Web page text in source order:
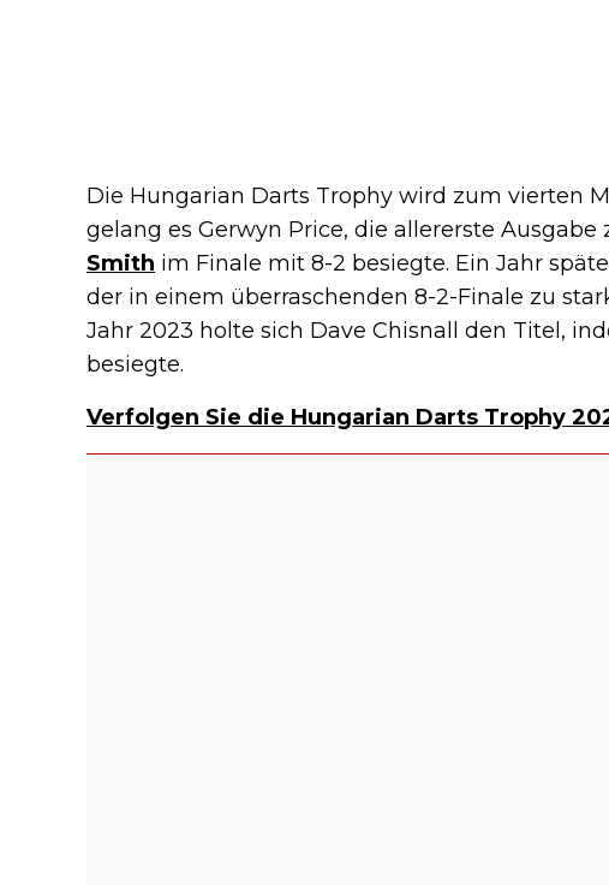
Die Hungarian Darts Trophy wird zum vierten
gelang es Gerwyn Price, die allererste
Smith im Finale mit 8-2 besiegte. Ein Jahr
der in einem überraschenden 8-2-Finale zu
Jahr 2023 holte sich Dave Chisnall den Titel,
besiegte.
Verfolgen Sie die Hungarian Darts Trophy